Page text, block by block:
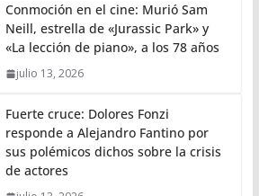
Conmoción en el cine: Murió Sam
Neill, estrella de «Jurassic Park» y
«La lección de piano», a los 78 años
julio 13, 2026
Fuerte cruce: Dolores Fonzi
responde a Alejandro Fantino por
sus polémicos dichos sobre la crisis
de actores